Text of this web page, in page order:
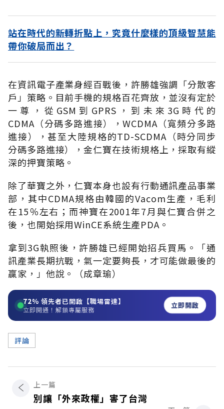
站在時代的新轉折點上，究竟什麼樣的頂級智慧能
帶你破局而出？
在資訊電子產業身經百戰後，許勝雄強調「分散客
戶」策略。目前手機的規格百花齊放，並沒有定於
一尊，從GSM到GPRS，到未來3G時代的
CDMA（分碼多路進接），WCDMA（寬頻分多路
進接），甚至大陸規格的TD-SCDMA（時分同步
分碼多路進接），金仁寶在技術規格上，採取有縱
深的押寶策略。
除了華寶之外，仁寶本身也設有行動通訊產品事業
部，其中CDMA規格由韓國的Vacom生產，毛利
在15％左右；而神寶在2001年7月與仁寶合併之
後，也開始採用WinCE系統生產PDA。
拿到3G執照後，許勝雄已經開始招兵買馬。「通
訊產業長期抗戰，氣一定要夠長，才可能做最後的
贏家，」他說。（成章瑜）
72% 領先者已開啟【職場雷達】
立即開通！解鎖專屬服務 立即開啟
評論
上一篇
別讓「外來政權」害了台灣